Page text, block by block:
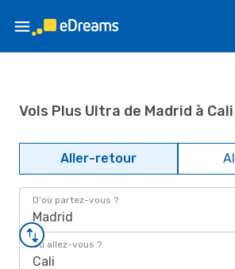
Vols Plus Ultra de Madrid à Cali
Aller-retour
D'où partez-vous ?
Madrid
Où allez-vous ?
Cali